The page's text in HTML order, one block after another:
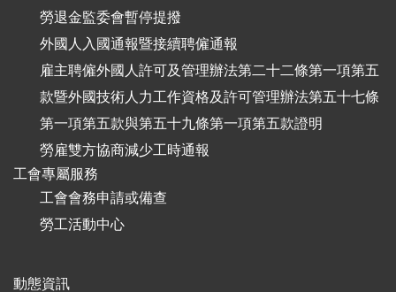
勞退金監委會暫停提撥
外國人入國通報暨接續聘僱通報
雇主聘僱外國人許可及管理辦法第二十二條第一項第五
款暨外國技術人力工作資格及許可管理辦法第五十七條
第一項第五款與第五十九條第一項第五款證明
勞雇雙方協商減少工時通報
工會專屬服務
工會會務申請或備查
勞工活動中心
動態資訊